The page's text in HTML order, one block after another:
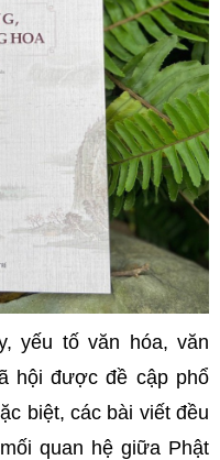
yếu tố văn hóa, văn
hội được đề cập phổ
biệt, các bài viết đều
quan hệ giữa Phật